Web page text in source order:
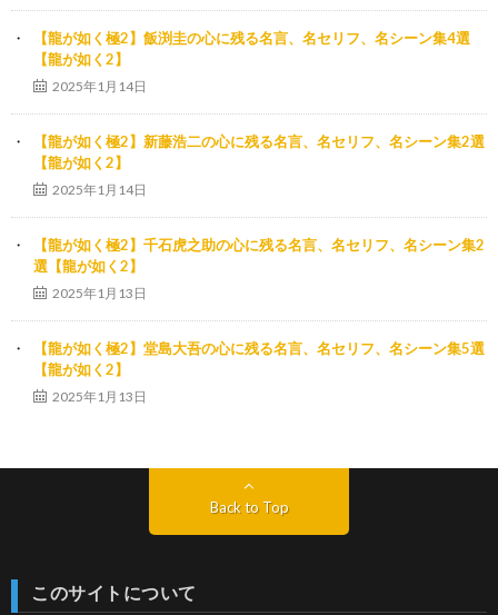
【龍が如く極2】飯渕圭の心に残る名言、名セリフ、名シーン集4選
【龍が如く2】
2025年1月14日
【龍が如く極2】新藤浩二の心に残る名言、名セリフ、名シーン集2選
【龍が如く2】
2025年1月14日
【龍が如く極2】千石虎之助の心に残る名言、名セリフ、名シーン集2
選【龍が如く2】
2025年1月13日
【龍が如く極2】堂島大吾の心に残る名言、名セリフ、名シーン集5選
【龍が如く2】
2025年1月13日
Back to Top
このサイトについて